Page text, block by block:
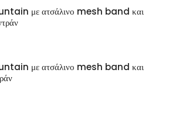
με ατσάλινο mesh band και
με ατσάλινο mesh band και